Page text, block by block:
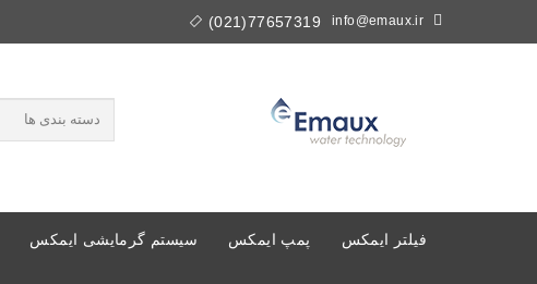
77657319(021) info@emaux.ir
فیلتر ایمکس پمپ ایمکس سیستم گرمایشی ایمکس